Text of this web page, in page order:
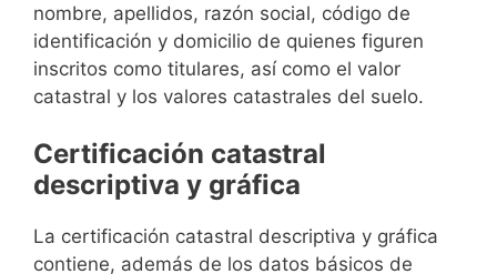
nombre, apellidos, razón social, código de
identificación y domicilio de quienes figuren
inscritos como titulares, así como el valor
catastral y los valores catastrales del suelo.
Certificación catastral
descriptiva y gráfica
La certificación catastral descriptiva y gráfica
contiene, además de los datos básicos de